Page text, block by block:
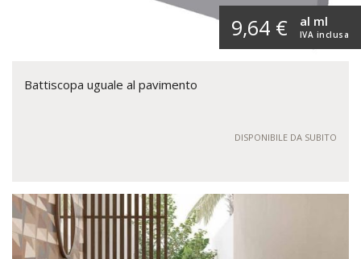
9,64 € IVA inclusa
al ml
Battiscopa uguale al pavimento
DISPONIBILE DA SUBITO